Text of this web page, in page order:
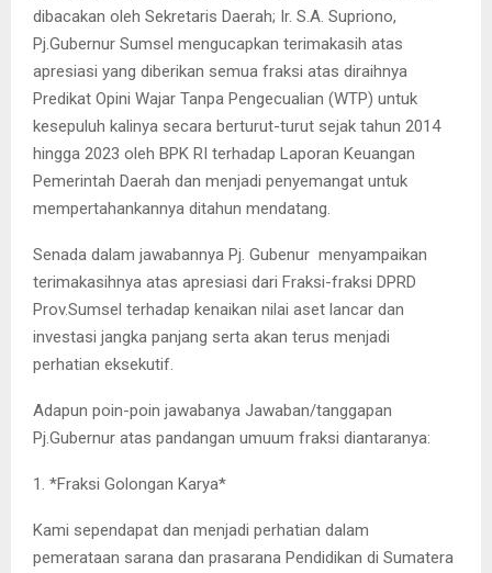
dibacakan oleh Sekretaris Daerah; Ir. S.A. Supriono,
Pj.Gubernur Sumsel mengucapkan terimakasih atas
apresiasi yang diberikan semua fraksi atas diraihnya
Predikat Opini Wajar Tanpa Pengecualian (WTP) untuk
kesepuluh kalinya secara berturut-turut sejak tahun 2014
hingga 2023 oleh BPK RI terhadap Laporan Keuangan
Pemerintah Daerah dan menjadi penyemangat untuk
mempertahankannya ditahun mendatang.
Senada dalam jawabannya Pj. Gubenur menyampaikan
terimakasihnya atas apresiasi dari Fraksi-fraksi DPRD
Prov.Sumsel terhadap kenaikan nilai aset lancar dan
investasi jangka panjang serta akan terus menjadi
perhatian eksekutif.
Adapun poin-poin jawabanya Jawaban/tanggapan
Pj.Gubernur atas pandangan umuum fraksi diantaranya:
1. *Fraksi Golongan Karya*
Kami sependapat dan menjadi perhatian dalam
pemerataan sarana dan prasarana Pendidikan di Sumatera